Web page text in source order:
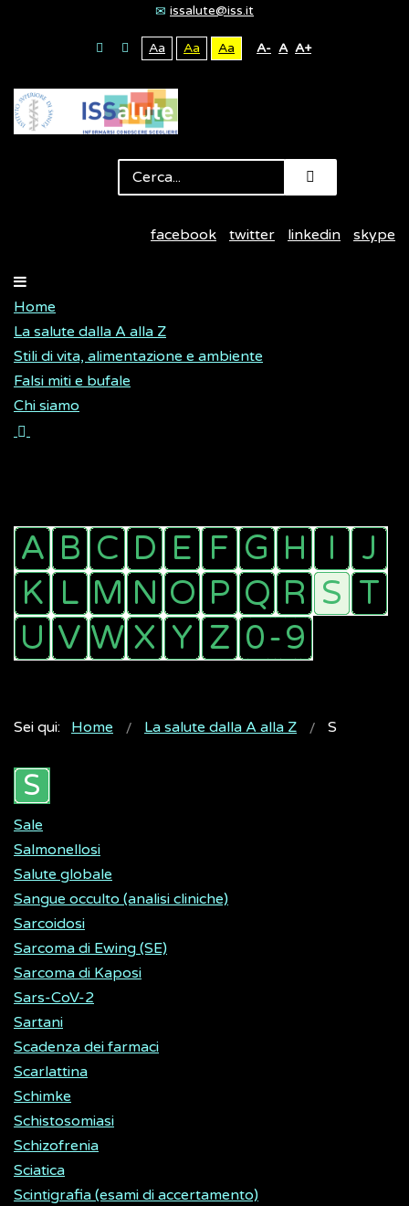
issalute@iss.it
Aa Aa Aa A- A A+
facebook twitter linkedin skype
Home
La salute dalla A alla Z
Stili di vita, alimentazione e ambiente
Falsi miti e bufale
Chi siamo
Sei qui: Home La salute dalla A alla Z S
Sale
Salmonellosi
Salute globale
Sangue occulto (analisi cliniche)
Sarcoidosi
Sarcoma di Ewing (SE)
Sarcoma di Kaposi
Sars-CoV-2
Sartani
Scadenza dei farmaci
Scarlattina
Schimke
Schistosomiasi
Schizofrenia
Sciatica
Scintigrafia (esami di accertamento)